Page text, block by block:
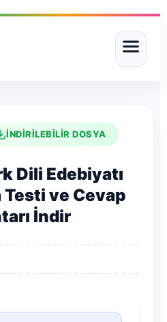
İNDİRİLEBİLİR DOSYA
Dili Edebiyatı
Testi ve Cevap
İndir